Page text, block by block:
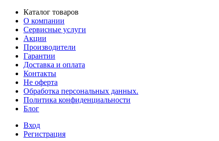
Каталог товаров
О компании
Сервисные услуги
Акции
Производители
Гарантии
Доставка и оплата
Контакты
Не оферта
Обработка персональных данных.
Политика конфиденциальности
Блог
Вход
Регистрация